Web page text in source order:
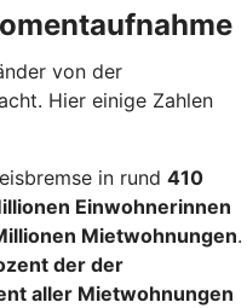
von der
Hier einige Zahlen
in rund 410
Einwohnerinnen
Mietwohnungen.
der der
aller Mietwohnungen